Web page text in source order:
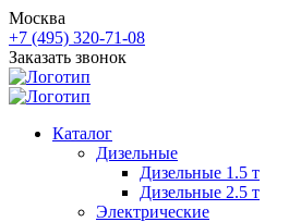
Москва
+7 (495) 320-71-08
Заказать звонок
Каталог
Дизельные
Дизельные 1.5 т
Дизельные 2.5 т
Электрические